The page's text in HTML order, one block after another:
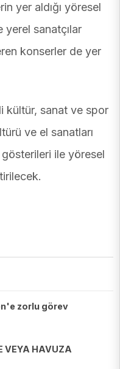
yer aldığı yöresel
sanatçılar
konserler de yer
kültür, sanat ve spor
ve el sanatları
gösterileri ile yöresel
zorlu görev
VEYA HAVUZA